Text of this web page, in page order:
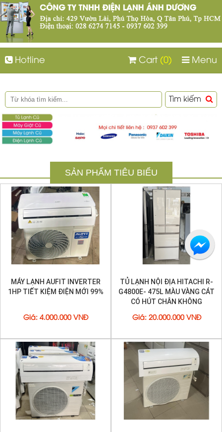
Hotline Menu
Cart (0)
Tìm kiếm
SẢN PHẨM TIÊU BIỂU
MÁY LẠNH AUFIT INVERTER
1HP TIẾT KIỆM ĐIỆN MỚI 99%
Giá: 4.000.000 VNĐ
TỦ LẠNH NỘI ĐỊA HITACHI R-
G4800E- 475L MÀU VÀNG CÁT
CÓ HÚT CHÂN KHÔNG
Giá: 20.000.000 VNĐ